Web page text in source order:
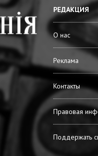
РЕДАКЦИЯ
О нас
Реклама
Контакты
Правовая
Поддержать